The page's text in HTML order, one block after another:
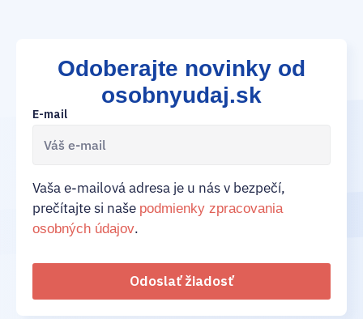
Odoberajte novinky od
osobnyudaj.sk
E-mail
Vaša e-mailová adresa je u nás v bezpečí,
prečítajte si naše podmienky zpracovania
osobných údajov.
Odoslať žiadosť